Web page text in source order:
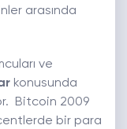
arasında
ve
konusunda
Bitcoin 2009
bir para